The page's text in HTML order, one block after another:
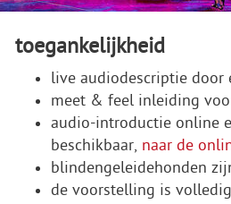
toegankelijkheid
live audiodescriptie door
meet & feel inleiding
audio-introductie online
beschikbaar, naar de
blindengeleidehonden
de voorstelling is